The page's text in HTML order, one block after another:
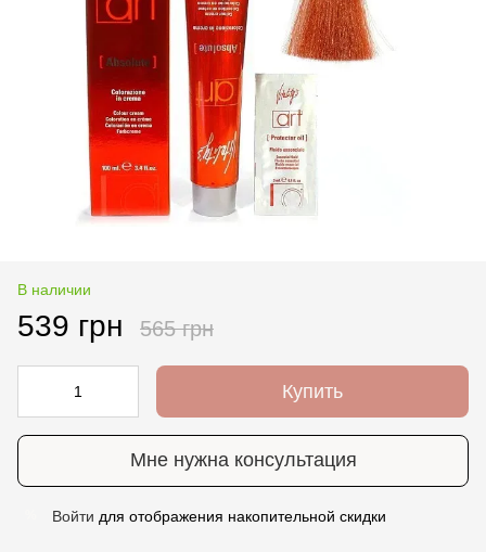
В наличии
539 грн 565 грн
Купить
Мне нужна консультация
Войти для отображения накопительной скидки